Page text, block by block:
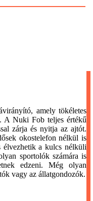
amely tökéletes
A Nuki Fob teljes értékű
zárja és nyitja az ajtót.
okostelefon nélkül is
a kulcs nélküli
sportolók számára is
edzeni. Még olyan
vagy az állatgondozók.